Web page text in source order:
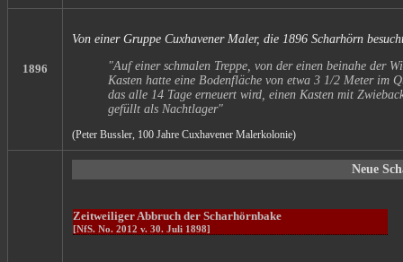
1896
Von einer Gruppe Cuxhavener Maler, die 1896 Scharhörn
"Auf einer schmalen Treppe, von der einen beinahe der
Kasten hatte eine Bodenfläche von etwa 3 1/2 Meter im
das alle 14 Tage erneuert wird, einen Kasten mit
gefüllt als Nachtlager"
(Peter Bussler, 100 Jahre Cuxhavener Malerkolonie)
Neue
Zeitweiliger Abbruch der Scharhörnbake
[NfS. No. 2012 v. 30. Juli 1898]